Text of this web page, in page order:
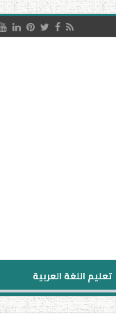
تعليم اللغة العربية